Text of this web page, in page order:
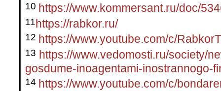
10 https://www.kommersant.ru/doc/
11https://rabkor.ru/
12 https://www.youtube.com/c/
13 https://www.vedomosti.ru/society/
gosdume-inoagentami-inostrannogo-
14 https://www.youtube.com/c/